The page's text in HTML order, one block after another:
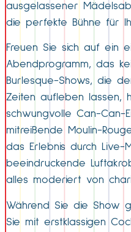
ausgelassener
die perfekte Bühne für
Freuen Sie sich auf ein
Abendprogramm, das
Burlesque-Shows, die
Zeiten aufleben lassen,
schwungvolle Can-Can-
mitreißende Moulin-
das Erlebnis durch Live-
beeindruckende
alles moderiert von
Während Sie die Show
Sie mit erstklassigen